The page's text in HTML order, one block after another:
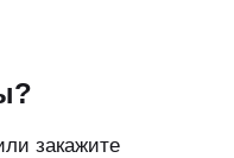
закажите